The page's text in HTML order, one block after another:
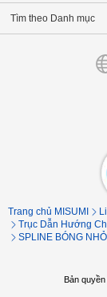
Tìm theo Danh mục
Trang chủ MISUMI
Trục Dẫn Hướng
SPLINE BÓNG
Bản